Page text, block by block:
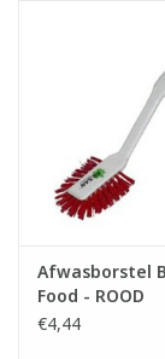
Afwasborstel
Food - ROOD
€4,44